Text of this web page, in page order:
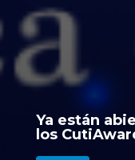
Ya están
los